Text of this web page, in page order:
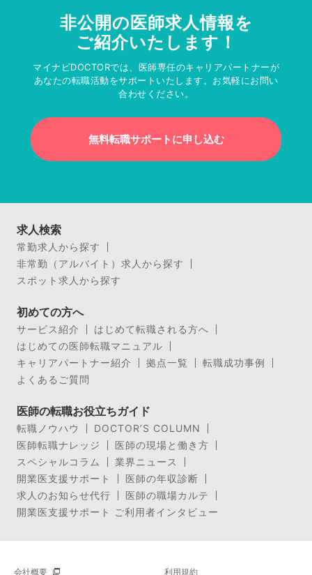
非公開の医師求人情報を
ご紹介いたします！
マイナビDOCTORでは、医師専任のキャリアパートナーが
あなたの転職活動をサポートいたします。お気軽にお問い
合わせください。
無料転職サポートに申し込む
求人検索
常勤求人から探す
非常勤（アルバイト）求人から探す
スポット求人から探す
初めての方へ
サービス紹介
はじめて転職される方へ
はじめての医師転職マニュアル
キャリアパートナー紹介
拠点一覧
転職成功事例
よくあるご質問
医師の転職お役立ちガイド
転職ノウハウ
DOCTOR’S COLUMN
医師転職ナレッジ
医師の現場と働き方
スペシャルコラム
業界ニュース
開業医支援サポート
医師の年収診断
求人のお知らせ代行
医師の職場カルテ
開業医支援サポート ご利用者インタビュー
会社概要 利用規約